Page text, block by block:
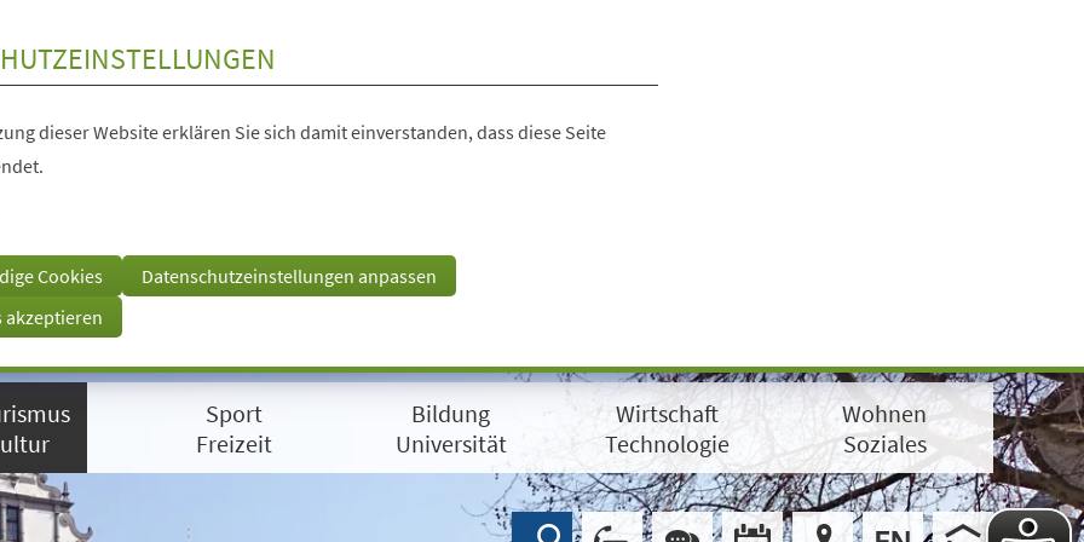
dieser Website erklären Sie sich damit einverstanden, dass diese Seite
Cookies
Datenschutzeinstellungen anpassen
akzeptieren
Sport
Freizeit
Bildung
Universität
Wirtschaft
Technologie
Wohnen
Soziales